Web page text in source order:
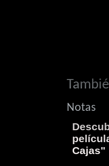
Notas
Cajas"